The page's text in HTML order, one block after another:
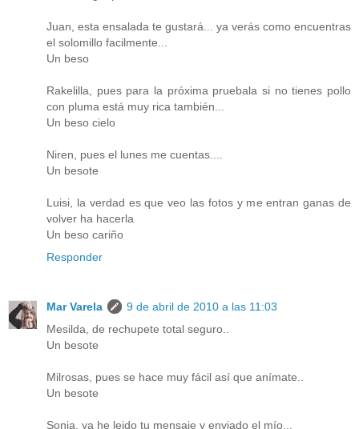
Juan, esta ensalada te gustará... ya verás como encuentras
el solomillo facilmente...
Un beso
Rakelilla, pues para la próxima pruebala si no tienes pollo
con pluma está muy rica también...
Un beso cielo
Niren, pues el lunes me cuentas....
Un besote
Luisi, la verdad es que veo las fotos y me entran ganas de
volver ha hacerla
Un beso cariño
Responder
Mar Varela
9 de abril de 2010 a las 11:03
Mesilda, de rechupete total seguro..
Un besote
Milrosas, pues se hace muy fácil así que anímate..
Un besote
Sonia, ya he leido tu mensaje y enviado el mío...